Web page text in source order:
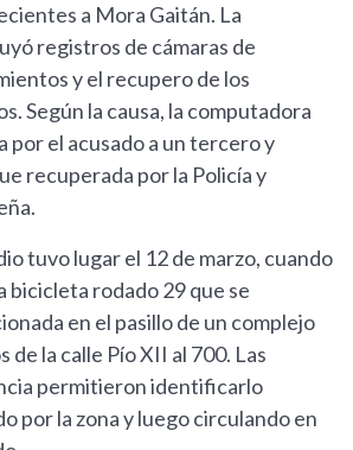
a Mora Gaitán. La
registros de cámaras de
y el recupero de los
Según la causa, la computadora
por el acusado a un tercero y
recuperada por la Policía y
tuvo lugar el 12 de marzo, cuando
bicicleta rodado 29 que se
en el pasillo de un complejo
la calle Pío XII al 700. Las
permitieron identificarlo
por la zona y luego circulando en